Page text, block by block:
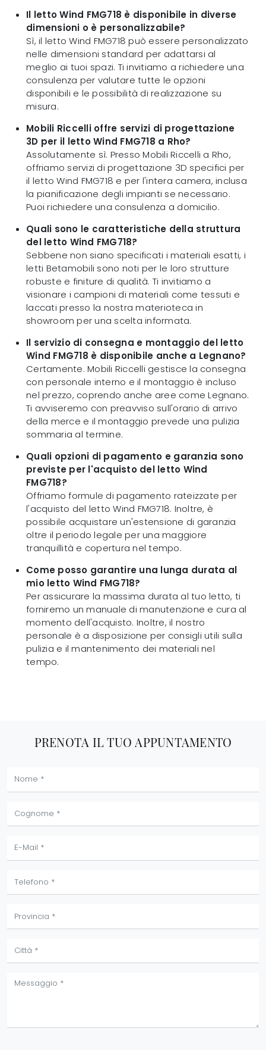
Il letto Wind FMG718 è disponibile in diverse
dimensioni o è personalizzabile?
Sì, il letto Wind FMG718 può essere personalizzato
nelle dimensioni standard per adattarsi al
meglio ai tuoi spazi. Ti invitiamo a richiedere una
consulenza per valutare tutte le opzioni
disponibili e le possibilità di realizzazione su
misura.
Mobili Riccelli offre servizi di progettazione
3D per il letto Wind FMG718 a Rho?
Assolutamente sì. Presso Mobili Riccelli a Rho,
offriamo servizi di progettazione 3D specifici per
il letto Wind FMG718 e per l'intera camera, inclusa
la pianificazione degli impianti se necessario.
Puoi richiedere una consulenza a domicilio.
Quali sono le caratteristiche della struttura
del letto Wind FMG718?
Sebbene non siano specificati i materiali esatti, i
letti Betamobili sono noti per le loro strutture
robuste e finiture di qualità. Ti invitiamo a
visionare i campioni di materiali come tessuti e
laccati presso la nostra materioteca in
showroom per una scelta informata.
Il servizio di consegna e montaggio del letto
Wind FMG718 è disponibile anche a Legnano?
Certamente. Mobili Riccelli gestisce la consegna
con personale interno e il montaggio è incluso
nel prezzo, coprendo anche aree come Legnano.
Ti avviseremo con preavviso sull'orario di arrivo
della merce e il montaggio prevede una pulizia
sommaria al termine.
Quali opzioni di pagamento e garanzia sono
previste per l'acquisto del letto Wind
FMG718?
Offriamo formule di pagamento rateizzate per
l'acquisto del letto Wind FMG718. Inoltre, è
possibile acquistare un'estensione di garanzia
oltre il periodo legale per una maggiore
tranquillità e copertura nel tempo.
Come posso garantire una lunga durata al
mio letto Wind FMG718?
Per assicurare la massima durata al tuo letto, ti
forniremo un manuale di manutenzione e cura al
momento dell'acquisto. Inoltre, il nostro
personale è a disposizione per consigli utili sulla
pulizia e il mantenimento dei materiali nel
tempo.
PRENOTA IL TUO APPUNTAMENTO